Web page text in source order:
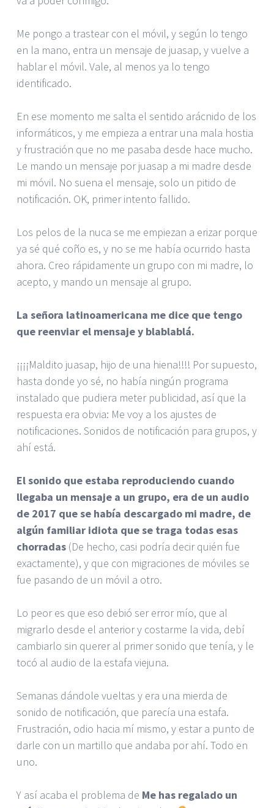
Me pongo a trastear con el móvil, y según lo tengo
en la mano, entra un mensaje de juasap, y vuelve a
hablar el móvil. Vale, al menos ya lo tengo
identificado.
En ese momento me salta el sentido arácnido de los
informáticos, y me empieza a entrar una mala hostia
y frustración que no me pasaba desde hace mucho.
Le mando un mensaje por juasap a mi madre desde
mi móvil. No suena el mensaje, solo un pitido de
notificación. OK, primer intento fallido.
Los pelos de la nuca se me empiezan a erizar porque
ya sé qué coño es, y no se me había ocurrido hasta
ahora. Creo rápidamente un grupo con mi madre, lo
acepto, y mando un mensaje al grupo.
La señora latinoamericana me dice que tengo
que reenviar el mensaje y blablablá.
¡¡¡¡Maldito juasap, hijo de una hiena!!!! Por supuesto,
hasta donde yo sé, no había ningún programa
instalado que pudiera meter publicidad, así que la
respuesta era obvia: Me voy a los ajustes de
notificaciones. Sonidos de notificación para grupos, y
ahí está.
El sonido que estaba reproduciendo cuando
llegaba un mensaje a un grupo, era de un audio
de 2017 que se había descargado mi madre, de
algún familiar idiota que se traga todas esas
chorradas (De hecho, casi podría decir quién fue
exactamente), y que con migraciones de móviles se
fue pasando de un móvil a otro.
Lo peor es que eso debió ser error mío, que al
migrarlo desde el anterior y costarme la vida, debí
cambiarlo sin querer al primer sonido que tenía, y le
tocó al audio de la estafa viejuna.
Semanas dándole vueltas y era una mierda de
sonido de notificación, que parecía una estafa.
Frustración, odio hacia mí mismo, y estar a punto de
darle con un martillo que andaba por ahí. Todo en
uno.
Y así acaba el problema de Me has regalado un